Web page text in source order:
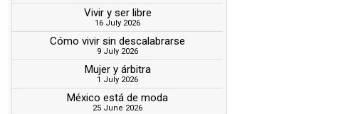
Vivir y ser libre
16 July 2026
Cómo vivir sin descalabrarse
9 July 2026
Mujer y árbitra
1 July 2026
México está de moda
25 June 2026